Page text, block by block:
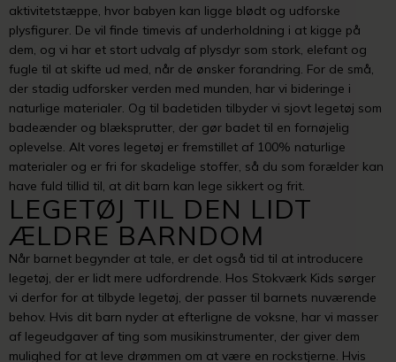
aktivitetstæppe, hvor babyen kan ligge blødt og udforske
plysfigurer. De vil finde timevis af underholdning i at kigge på
dem, og vi har et stort udvalg af plysdyr som stork, elefant og
fugle til at skifte ud med, når de ønsker forandring. For de små,
der stadig udforsker verden med munden, har vi bideringe i
naturlige materialer. Og til badetiden tilbyder vi sjovt legetøj som
badeænder og blæksprutter, der gør badet til en fornøjelig
oplevelse. Alt vores legetøj er fremstillet af 100% naturlige
materialer og er fri for skadelige stoffer, så du som forælder kan
have fuld tillid til, at dit barn kan lege sikkert og frit.
LEGETØJ TIL DEN LIDT
ÆLDRE BARNDOM
Når barnet begynder at tale, er det også tid til at introducere
legetøj, der er lidt mere udfordrende. Hos Stokværk Kids sørger
vi derfor for at tilbyde legetøj, der passer til barnets nuværende
behov. Hvis dit barn nyder at efterligne de voksne, har vi masser
af legeudgaver af ting som musikinstrumenter, der giver dem
mulighed for at leve drømmen om at være en rockstjerne. Hvis